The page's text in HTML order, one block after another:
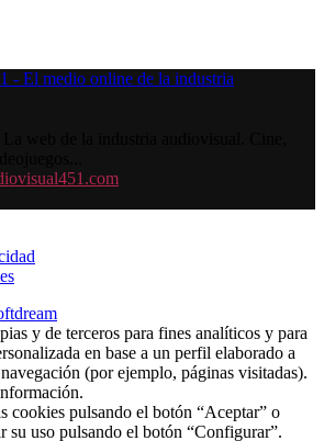
y de terceros para fines analíticos y para
en base a un perfil elaborado a
(por ejemplo, páginas visitadas).
cookies pulsando el botón “Aceptar” o
su uso pulsando el botón “Configurar”.